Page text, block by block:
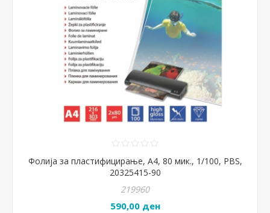
Фолија за пластифицирање, А4, 80 мик., 1/100, PBS,
20325415-90
219960
590,00 ден